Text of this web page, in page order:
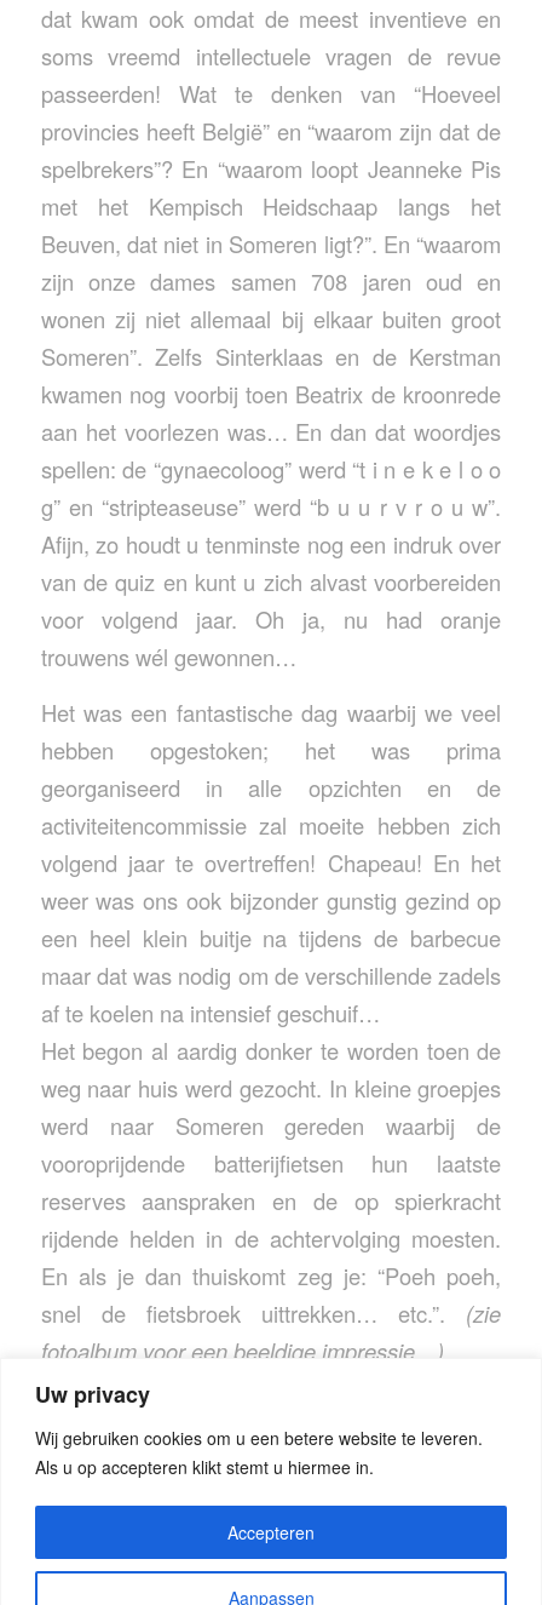
Uw privacy
Wij gebruiken cookies om u een betere website te leveren.
Als u op accepteren klikt stemt u hiermee in.
Aanpassen
Accepteren
dat kwam ook omdat de meest inventieve en
soms vreemd intellectuele vragen de revue
passeerden! Wat te denken van “Hoeveel
provincies heeft België” en “waarom zijn dat de
spelbrekers”? En “waarom loopt Jeanneke Pis
met het Kempisch Heidschaap langs het
Beuven, dat niet in Someren ligt?”. En “waarom
zijn onze dames samen 708 jaren oud en
wonen zij niet allemaal bij elkaar buiten groot
Someren”. Zelfs Sinterklaas en de Kerstman
kwamen nog voorbij toen Beatrix de kroonrede
aan het voorlezen was… En dan dat woordjes
spellen: de “gynaecoloog” werd “t i n e k e l o o
g” en “stripteaseuse” werd “b u u r v r o u w”.
Afijn, zo houdt u tenminste nog een indruk over
van de quiz en kunt u zich alvast voorbereiden
voor volgend jaar. Oh ja, nu had oranje
trouwens wél gewonnen…
Het was een fantastische dag waarbij we veel
hebben opgestoken; het was prima
georganiseerd in alle opzichten en de
activiteitencommissie zal moeite hebben zich
volgend jaar te overtreffen! Chapeau! En het
weer was ons ook bijzonder gunstig gezind op
een heel klein buitje na tijdens de barbecue
maar dat was nodig om de verschillende zadels
af te koelen na intensief geschuif…
Het begon al aardig donker te worden toen de
weg naar huis werd gezocht. In kleine groepjes
werd naar Someren gereden waarbij de
vooroprijdende batterijfietsen hun laatste
reserves aanspraken en de op spierkracht
rijdende helden in de achtervolging moesten.
En als je dan thuiskomt zeg je: “Poeh poeh,
snel de fietsbroek uittrekken… etc.”. (zie
fotoalbum voor een beeldige impressie…)